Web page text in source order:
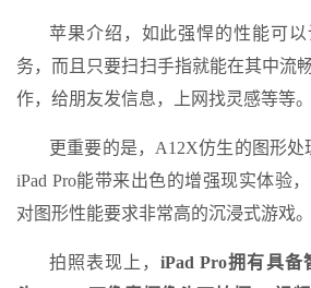
苹果介绍，如此强悍的性能可
务，而且只要扫扫手指就能在其中流
作，给朋友发信息，上网找灵感等等。
更重要的是，A12X仿生的图形处
iPad Pro能带来出色的增强现实体验
对图形性能要求非常高的沉浸式游戏。
拍照表现上，iPad Pro拥有具备